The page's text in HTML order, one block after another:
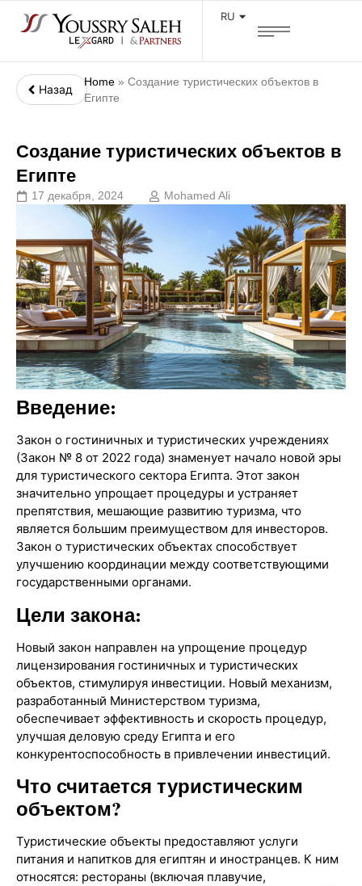
RU
Назад
Home »Создание туристических объектов в
Египте
Создание туристических объектов в
Египте
17 декабря, 2024 Mohamed Ali
Введение:
Закон о гостиничных и туристических учреждениях
(Закон № 8 от 2022 года) знаменует начало новой эры
для туристического сектора Египта. Этот закон
значительно упрощает процедуры и устраняет
препятствия, мешающие развитию туризма, что
является большим преимуществом для инвесторов.
Закон о туристических объектах способствует
улучшению координации между соответствующими
государственными органами.
Цели закона:
Новый закон направлен на упрощение процедур
лицензирования гостиничных и туристических
объектов, стимулируя инвестиции. Новый механизм,
разработанный Министерством туризма,
обеспечивает эффективность и скорость процедур,
улучшая деловую среду Египта и его
конкурентоспособность в привлечении инвестиций.
Что считается туристическим
объектом?
Туристические объекты предоставляют услуги
питания и напитков для египтян и иностранцев. К ним
относятся: рестораны (включая плавучие,